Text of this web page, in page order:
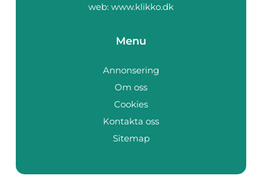
web: www.klikko.dk
Menu
Annonsering
Om oss
Cookies
Kontakta oss
Sitemap